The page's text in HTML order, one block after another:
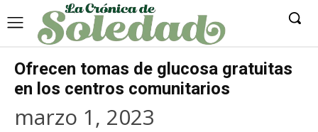
Ofrecen tomas de glucosa gratuitas
en los centros comunitarios
marzo 1, 2023